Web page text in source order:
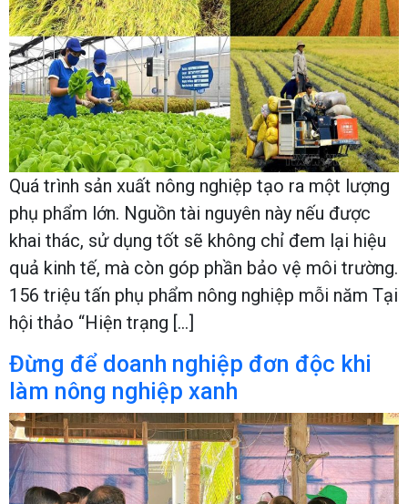
Quá trình sản xuất nông nghiệp tạo ra một lượng
phụ phẩm lớn. Nguồn tài nguyên này nếu được
khai thác, sử dụng tốt sẽ không chỉ đem lại hiệu
quả kinh tế, mà còn góp phần bảo vệ môi trường.
156 triệu tấn phụ phẩm nông nghiệp mỗi năm Tại
hội thảo “Hiện trạng […]
Đừng để doanh nghiệp đơn độc khi
làm nông nghiệp xanh